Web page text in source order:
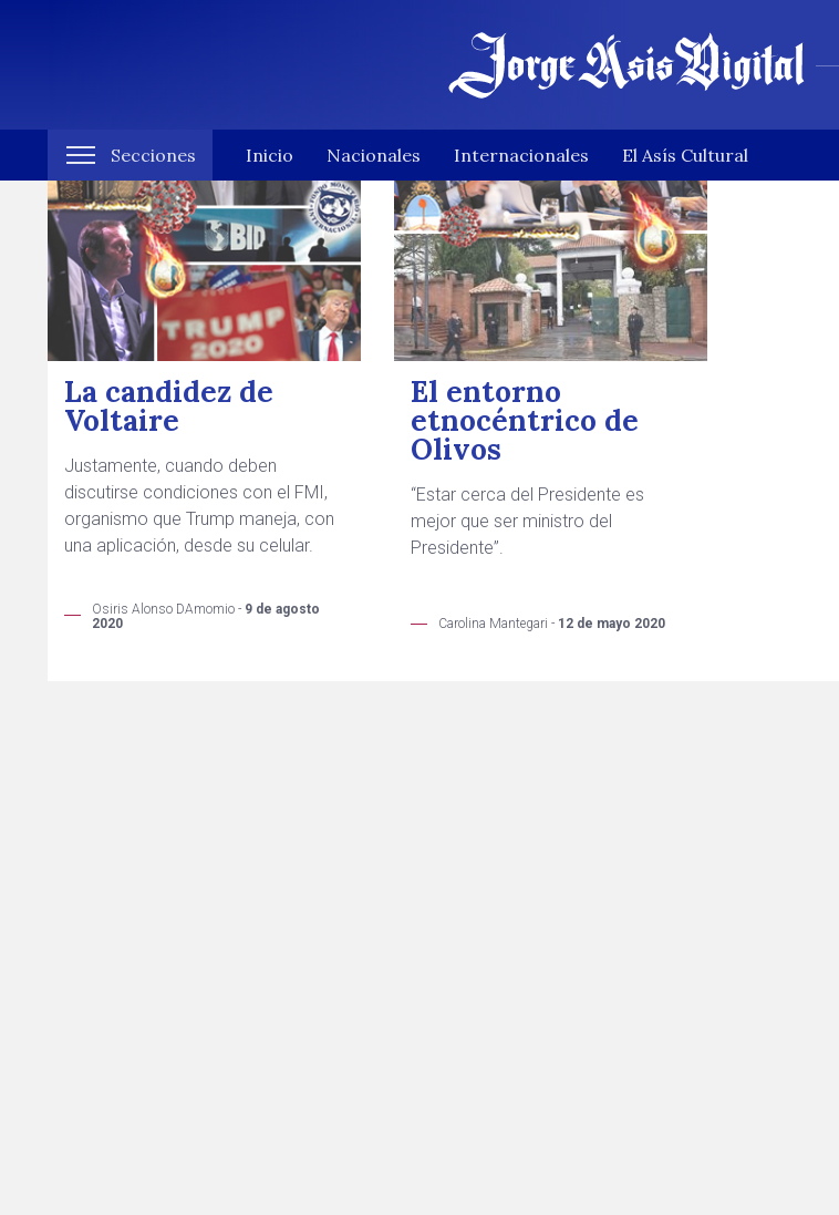
Secciones Inicio Nacionales Internacionales El Asís Cultural
La candidez de
Voltaire
Justamente, cuando deben
discutirse condiciones con el FMI,
organismo que Trump maneja, con
una aplicación, desde su celular.
Osiris Alonso DAmomio - 9 de agosto
2020
El entorno
etnocéntrico de
Olivos
“Estar cerca del Presidente es
mejor que ser ministro del
Presidente”.
Carolina Mantegari - 12 de mayo 2020